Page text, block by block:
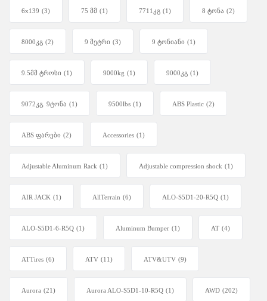
6x139 (3) 75 მმ (1) 7711კგ (1) 8 ტონა (2)
8000კგ (2) 9 მეტრი (3) 9 ტონიანი (1)
9.5მმ ტროსი (1) 9000kg (1) 9000კგ (1)
9072კგ. 9ტონა (1) 9500lbs (1) ABS Plastic (2)
ABS ფარები (2) Accessories (1)
Adjustable Aluminum Rack (1) Adjustable compression shock (1)
AIR JACK (1) AllTerrain (6) ALO-S5D1-20-R5Q (1)
ALO-S5D1-6-R5Q (1) Aluminum Bumper (1) AT (4)
ATTires (6) ATV (11) ATV&UTV (9)
Aurora (21) Aurora ALO-S5D1-10-R5Q (1) AWD (202)